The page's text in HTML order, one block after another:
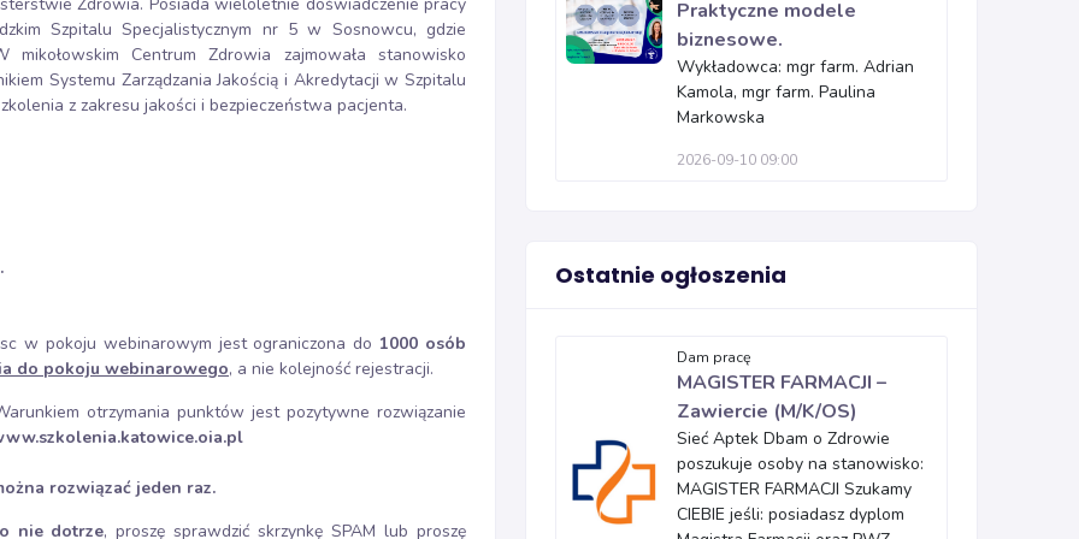
Szpitalu Specjalistycznym nr 5 w Sosnowcu, gdzie
Centrum Zdrowia zajmowała stanowisko
Systemu Zarządzania Jakością i Akredytacji w Szpitalu
z zakresu jakości i bezpieczeństwa pacjenta.
w pokoju webinarowym jest ograniczona do 1000 osób
do pokoju webinarowego, a nie kolejność rejestracji.
otrzymania punktów jest pozytywne rozwiązanie
rozwiązać jeden raz.
nie dotrze, proszę sprawdzić skrzynkę SPAM lub proszę
Praktyczne modele
biznesowe.
Wykładowca: mgr farm. Adrian
Kamola, mgr farm. Paulina
Markowska
2026-09-10 09:00
Ostatnie ogłoszenia
Dam pracę
MAGISTER FARMACJI –
Zawiercie (M/K/OS)
Sieć Aptek Dbam o Zdrowie
poszukuje osoby na stanowisko:
MAGISTER FARMACJI Szukamy
CIEBIE jeśli: posiadasz dyplom